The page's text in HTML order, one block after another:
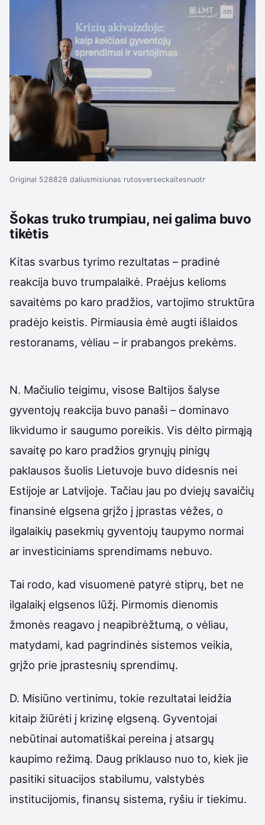
Original 528828 daliusmisiunas rutosverseckaitesnuotr
Šokas truko trumpiau, nei galima buvo
tikėtis
Kitas svarbus tyrimo rezultatas – pradinė
reakcija buvo trumpalaikė. Praėjus kelioms
savaitėms po karo pradžios, vartojimo struktūra
pradėjo keistis. Pirmiausia ėmė augti išlaidos
restoranams, vėliau – ir prabangos prekėms.
N. Mačiulio teigimu, visose Baltijos šalyse
gyventojų reakcija buvo panaši – dominavo
likvidumo ir saugumo poreikis. Vis dėlto pirmąją
savaitę po karo pradžios grynųjų pinigų
paklausos šuolis Lietuvoje buvo didesnis nei
Estijoje ar Latvijoje. Tačiau jau po dviejų savaičių
finansinė elgsena grįžo į įprastas vėžes, o
ilgalaikių pasekmių gyventojų taupymo normai
ar investiciniams sprendimams nebuvo.
Tai rodo, kad visuomenė patyrė stiprų, bet ne
ilgalaikį elgsenos lūžį. Pirmomis dienomis
žmonės reagavo į neapibrėžtumą, o vėliau,
matydami, kad pagrindinės sistemos veikia,
grįžo prie įprastesnių sprendimų.
D. Misiūno vertinimu, tokie rezultatai leidžia
kitaip žiūrėti į krizinę elgseną. Gyventojai
nebūtinai automatiškai pereina į atsargų
kaupimo režimą. Daug priklauso nuo to, kiek jie
pasitiki situacijos stabilumu, valstybės
institucijomis, finansų sistema, ryšiu ir tiekimu.